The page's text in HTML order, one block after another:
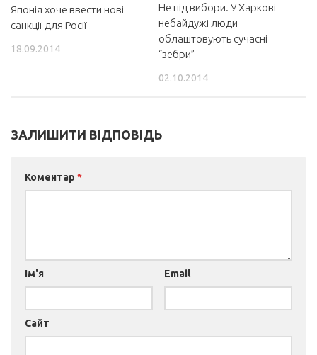
Японія хоче ввести нові
санкції для Росії
18.09.2014
Не під вибори. У Харкові
небайдужі люди
облаштовують сучасні
“зебри”
02.10.2014
ЗАЛИШИТИ ВІДПОВІДЬ
Коментар *
Ім'я Email
Сайт